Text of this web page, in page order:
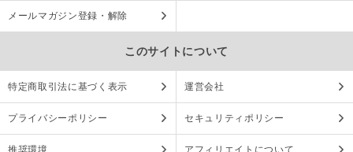
メールマガジン登録・解除
このサイトについて
特定商取引法に基づく表示 運営会社
プライバシーポリシー セキュリティポリシー
推奨環境 アフィリエイトについて